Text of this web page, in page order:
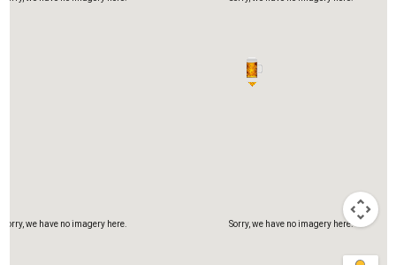
Sorry, we have no imagery here.
Sorry, we have no imagery here.